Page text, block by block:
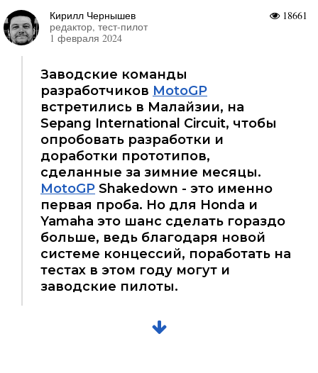
18661
Кирилл Чернышев
редактор, тест-пилот
1 февраля 2024
Заводские команды
разработчиков MotoGP
встретились в Малайзии, на
Sepang International Circuit, чтобы
опробовать разработки и
доработки прототипов,
сделанные за зимние месяцы.
MotoGP Shakedown - это именно
первая проба. Но для Honda и
Yamaha это шанс сделать гораздо
больше, ведь благодаря новой
системе концессий, поработать на
тестах в этом году могут и
заводские пилоты.